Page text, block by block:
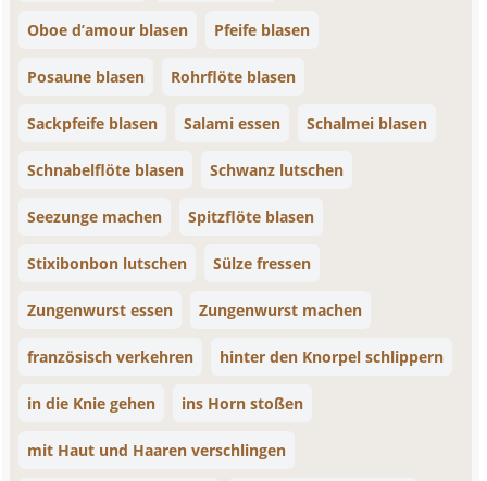
Oboe d’amour blasen Pfeife blasen
Posaune blasen Rohrflöte blasen
Sackpfeife blasen Salami essen Schalmei blasen
Schnabelflöte blasen Schwanz lutschen
Seezunge machen Spitzflöte blasen
Stixibonbon lutschen Sülze fressen
Zungenwurst essen Zungenwurst machen
französisch verkehren hinter den Knorpel schlippern
in die Knie gehen ins Horn stoßen
mit Haut und Haaren verschlingen